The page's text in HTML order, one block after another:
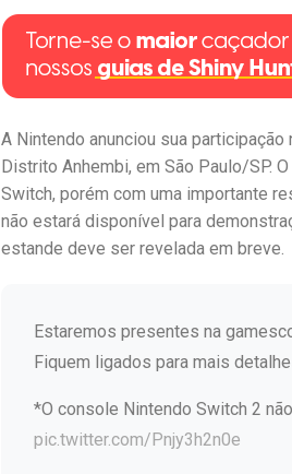
A Nintendo anunciou sua
Distrito Anhembi, em São Paulo/SP.
Switch, porém com uma importante
não estará disponível para
estande deve ser revelada em breve.
Estaremos presentes na
Fiquem ligados para mais
*O console Nintendo Switch 2
pic.twitter.com/Pnjy3h2n0e